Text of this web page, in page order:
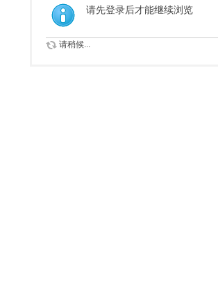
索
请先登录后才能继续浏览
请稍候...